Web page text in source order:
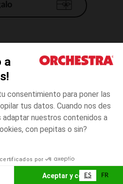
a
consentimiento para poner las
tus datos. Cuando nos des
nuestros contenidos a
con pepitas o sin?
por
Aceptar y cerrar
talla
unica
CESTA
generales de venta
Legal
de las ofertas actuales
de las cookies
no conforme
de la Federación Francesa de comercio
(FEVAD) y al sistema de mediación de
ES FR